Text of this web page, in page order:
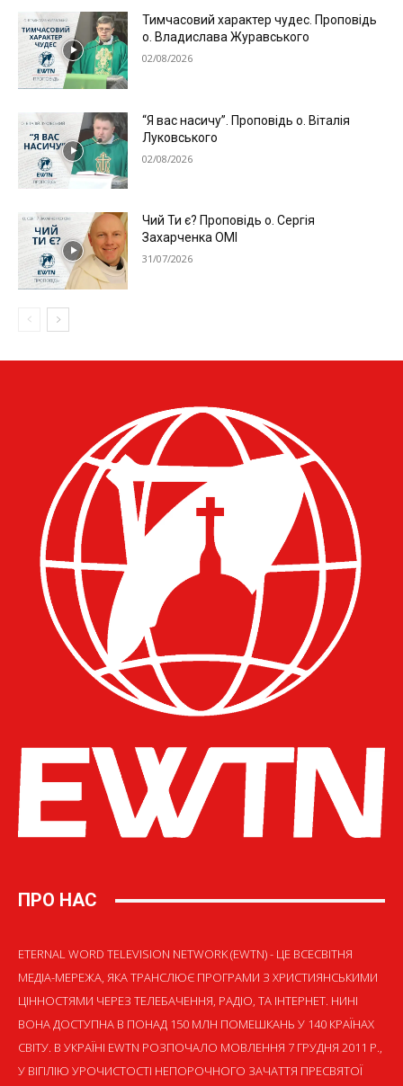
ПРО НАС
ETERNAL WORD TELEVISION NETWORK (EWTN) - ЦЕ ВСЕСВІТНЯ
МЕДІА-МЕРЕЖА, ЯКА ТРАНСЛЮЄ ПРОГРАМИ З ХРИСТИЯНСЬКИМИ
ЦІННОСТЯМИ ЧЕРЕЗ ТЕЛЕБАЧЕННЯ, РАДІО, ТА ІНТЕРНЕТ. НИНІ
ВОНА ДОСТУПНА В ПОНАД 150 МЛН ПОМЕШКАНЬ У 140 КРАЇНАХ
СВІТУ. В УКРАЇНІ EWTN РОЗПОЧАЛО МОВЛЕННЯ 7 ГРУДНЯ 2011 Р.,
У ВІГІЛІЮ УРОЧИСТОСТІ НЕПОРОЧНОГО ЗАЧАТТЯ ПРЕСВЯТОЇ